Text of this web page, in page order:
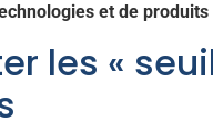
et de
les «